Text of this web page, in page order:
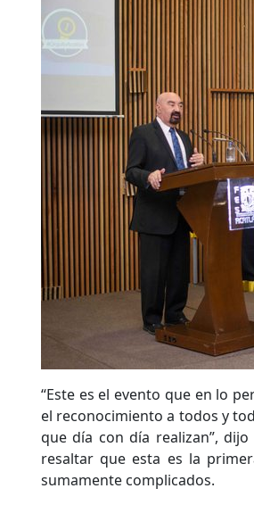
“Este es el evento que en lo
el reconocimiento a todos y
que día con día realizan”,
resaltar que esta es la
sumamente complicados.